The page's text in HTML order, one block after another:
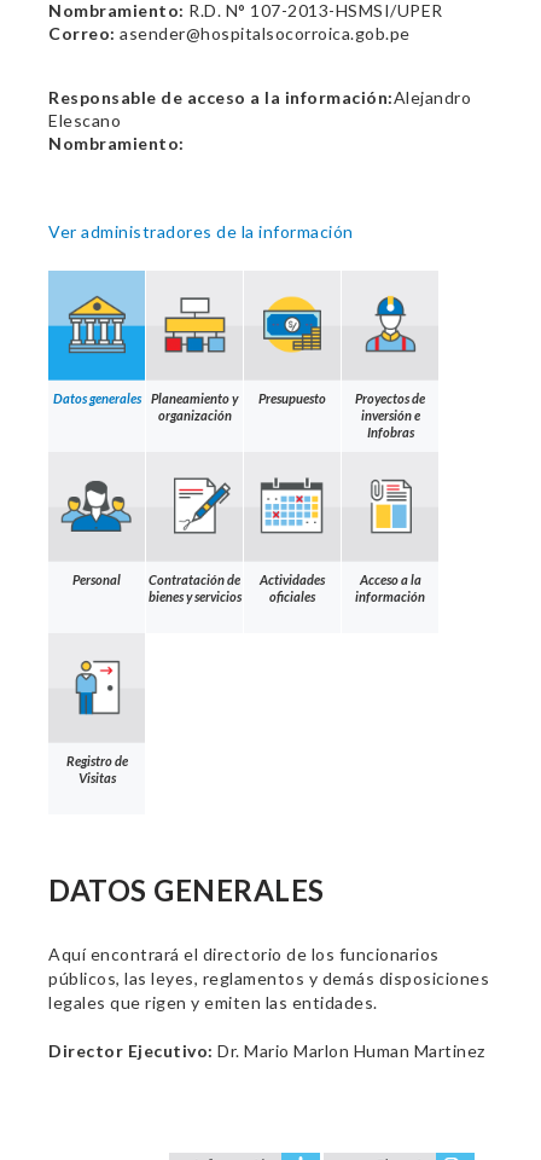
Nombramiento: R.D. N° 107-2013-HSMSI/UPER
Correo: asender@hospitalsocorroica.gob.pe
Responsable de acceso a la información:Alejandro
Elescano
Nombramiento:
Ver administradores de la información
Datos generales
Planeamiento y
organización
Presupuesto
Proyectos de
inversión e
Infobras
Personal
Contratación de
bienes y servicios
Actividades
oficiales
Acceso a la
información
Registro de
Visitas
DATOS GENERALES
Aquí encontrará el directorio de los funcionarios
públicos, las leyes, reglamentos y demás disposiciones
legales que rigen y emiten las entidades.
Director Ejecutivo: Dr. Mario Marlon Human Martinez